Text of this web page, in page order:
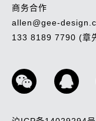
商务合作
allen@gee-
133 8189 7790 (章